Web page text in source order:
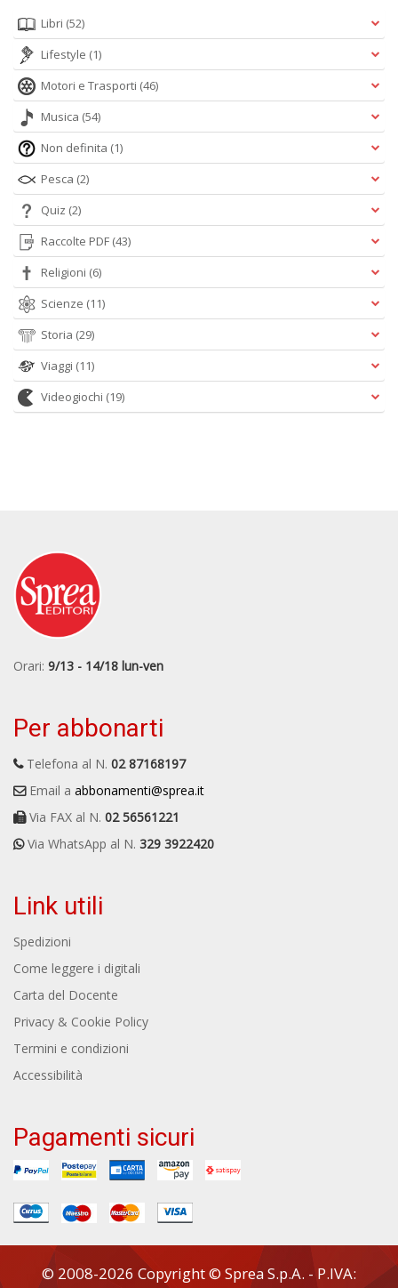
Libri (52)
Lifestyle (1)
Motori e Trasporti (46)
Musica (54)
Non definita (1)
Pesca (2)
Quiz (2)
Raccolte PDF (43)
Religioni (6)
Scienze (11)
Storia (29)
Viaggi (11)
Videogiochi (19)
Orari: 9/13 - 14/18 lun-ven
Per abbonarti
Telefona al N. 02 87168197
Email a abbonamenti@sprea.it
Via FAX al N. 02 56561221
Via WhatsApp al N. 329 3922420
Link utili
Spedizioni
Come leggere i digitali
Carta del Docente
Privacy & Cookie Policy
Termini e condizioni
Accessibilità
Pagamenti sicuri
© 2008-2026 Copyright © Sprea S.p.A. - P.IVA: